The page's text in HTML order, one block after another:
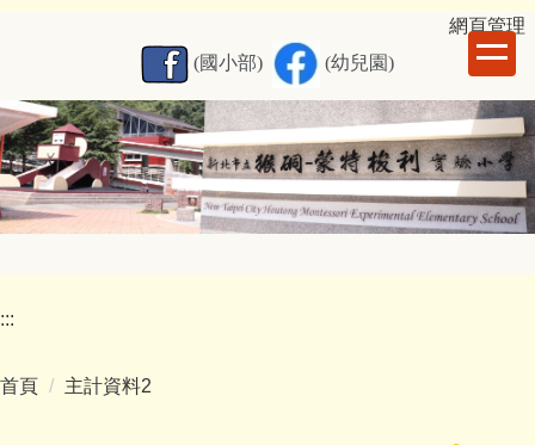
要
內
容
區
網頁管理
(國小部)
(幼兒園)
:::
首頁 主計資料2